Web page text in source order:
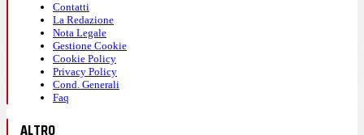
Contatti
La Redazione
Nota Legale
Gestione Cookie
Cookie Policy
Privacy Policy
Cond. Generali
Faq
ALTRO